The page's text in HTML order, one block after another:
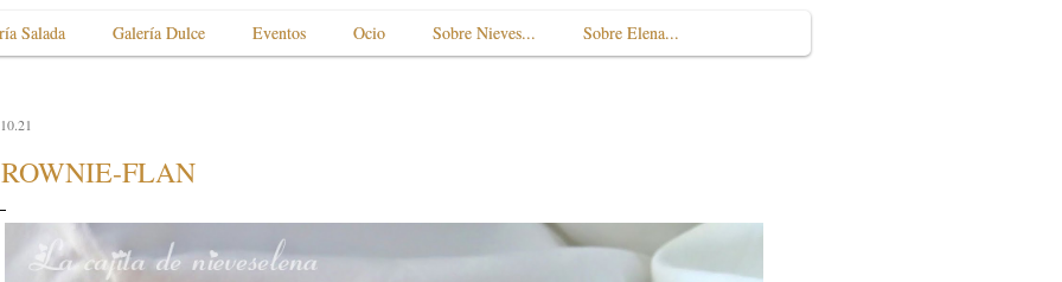
Salada Galería Dulce Eventos Ocio Sobre Nieves... Sobre Elena...
FLAN